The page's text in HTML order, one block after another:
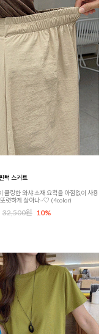
턱 스커트
쿨링한 와샤 소재 요척을 아낌없이 사용
또렷하게 살아나~♡ (4color)
32,500원 10%